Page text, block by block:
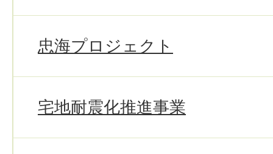
忠海プロジェクト
宅地耐震化推進事業